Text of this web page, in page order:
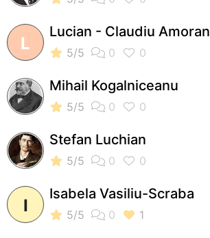
L
Lucian - Claudiu Amoran
Mihail Kogalniceanu
Stefan Luchian
I
Isabela Vasiliu-Scraba